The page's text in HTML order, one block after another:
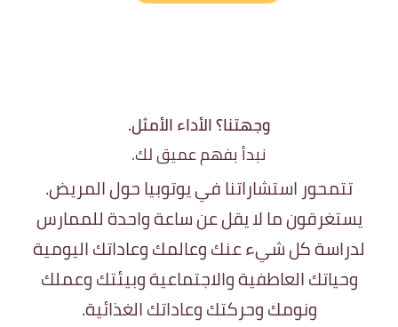
وجهتنا؟ الأداء الأمثل.
نبدأ بفهم عميق لك.
تتمحور استشاراتنا في يوتوبيا حول المريض.
يستغرقون ما لا يقل عن ساعة واحدة للممارس
لدراسة كل شيء عنك وعالمك وعاداتك اليومية
وحياتك العاطفية والاجتماعية وبيئتك وعملك
ونومك وحركتك وعاداتك الغذائية.